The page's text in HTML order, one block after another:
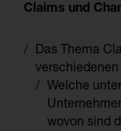
Claims und
Das Thema
Welche
wovon sind